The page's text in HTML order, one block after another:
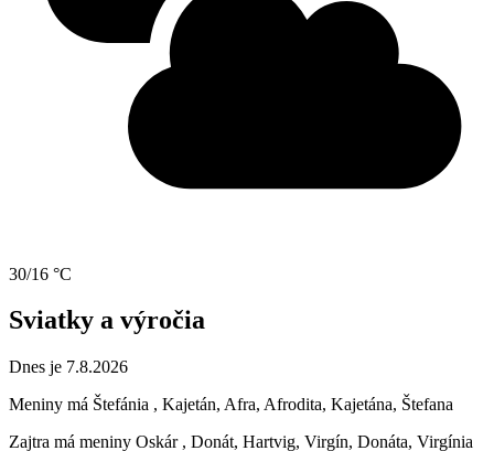
30/16 °C
Sviatky a výročia
Dnes je 7.8.2026
Meniny má Štefánia , Kajetán, Afra, Afrodita, Kajetána, Štefana
Zajtra má meniny Oskár , Donát, Hartvig, Virgín, Donáta, Virgínia